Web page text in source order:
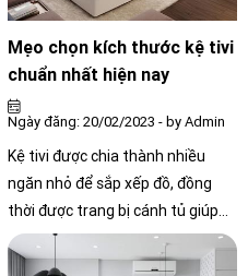
gian sống thoải mái hơn.
Mẹo chọn kích thước kệ tivi
chuẩn nhất hiện nay
Ngày đăng: 20/02/2023 - by Admin
Kệ tivi được chia thành nhiều
ngăn nhỏ để sắp xếp đồ, đồng
thời được trang bị cánh tủ giúp
giữ cho không gian gọn gàng và
sạch sẽ. Khi treo tivi lên tường,